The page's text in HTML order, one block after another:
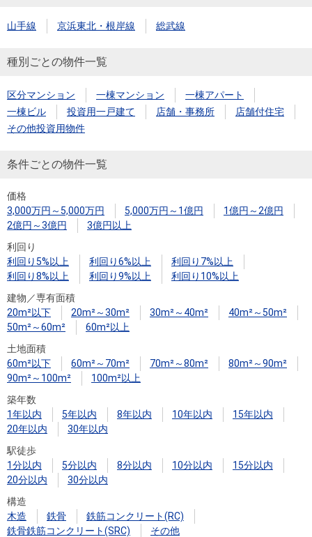
山手線 京浜東北・根岸線 総武線
種別ごとの物件一覧
区分マンション 一棟マンション
一棟アパート
一棟ビル
投資用一戸建て 店舗・事務所
店舗付住宅
その他投資用物件
条件ごとの物件一覧
価格
3,000万円～5,000万円
5,000万円～1億円
1億円～2億円
2億円～3億円
3億円以上
利回り
利回り5%以上
利回り6%以上
利回り7%以上
利回り8%以上
利回り9%以上
利回り10%以上
建物／専有面積
20m²以下
20m²～30m² 30m²～40m²
40m²～50m²
50m²～60m²
60m²以上
土地面積
60m²以下
60m²～70m² 70m²～80m²
80m²～90m²
90m²～100m²
100m²以上
築年数
1年以内
5年以内 8年以内 10年以内
15年以内
20年以内
30年以内
駅徒歩
1分以内
5分以内 8分以内 10分以内
15分以内
20分以内
30分以内
構造
木造
鉄骨
鉄筋コンクリート(RC)
鉄骨鉄筋コンクリート(SRC)
その他